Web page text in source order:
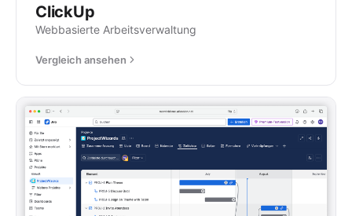
ClickUp
Webbasierte Arbeitsverwaltung
Vergleich ansehen